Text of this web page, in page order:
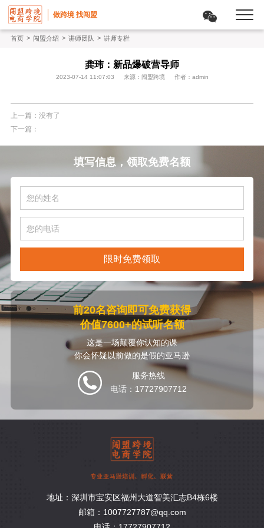
做跨境 找闯盟
首页 > 闯盟介绍 > 讲师团队 > 讲师专栏
龚玮：新品爆破营导师
2023-07-14 11:07:03 来源：闯盟跨境 作者：admin
上一篇：没有了
下一篇：
填写信息，领取免费名额
限时免费领取
前20名咨询即可免费获得
价值7600+的试听名额
这是一场颠覆你认知的课
你会怀疑以前做的是假的亚马逊
服务热线
电话：17727907712
地址：深圳市宝安区福州大道智美汇志B4栋6楼
邮箱：1007727787@qq.com